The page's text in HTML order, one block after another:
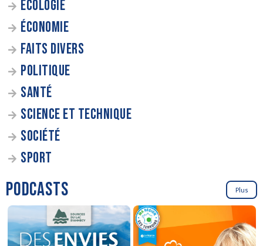
ÉCOLOGIE
ÉCONOMIE
FAITS DIVERS
POLITIQUE
SANTÉ
SCIENCE ET TECHNIQUE
SOCIÉTÉ
SPORT
PODCASTS Plus